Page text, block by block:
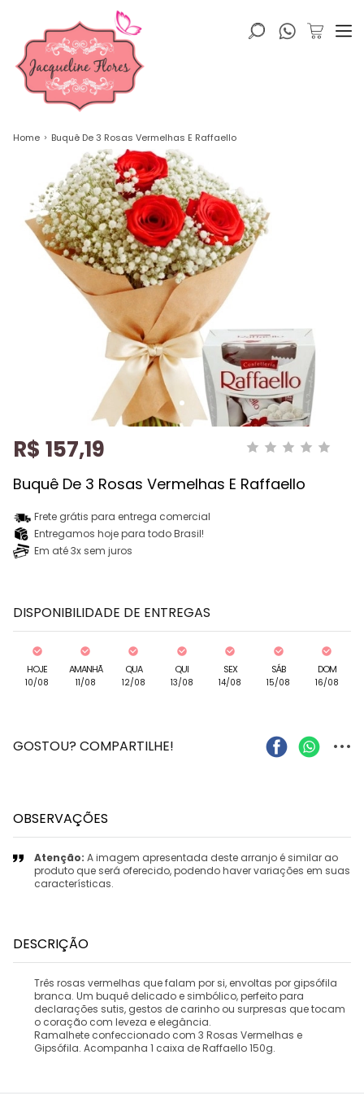
Home Buquê De 3 Rosas Vermelhas E Raffaello
R$ 157,19
Buquê De 3 Rosas Vermelhas E Raffaello
Frete grátis para entrega comercial
Entregamos hoje para todo Brasil!
Em até 3x sem juros
DISPONIBILIDADE DE ENTREGAS
HOJE
10/08
AMANHÃ
11/08
QUA
12/08
QUI
13/08
SEX
14/08
SÁB
15/08
DOM
16/08
GOSTOU? COMPARTILHE! ...
OBSERVAÇÕES
Atenção: A imagem apresentada deste arranjo é similar ao
produto que será oferecido, podendo haver variações em suas
características.
DESCRIÇÃO
Três rosas vermelhas que falam por si, envoltas por gipsófila
branca. Um buquê delicado e simbólico, perfeito para
declarações sutis, gestos de carinho ou surpresas que tocam
o coração com leveza e elegância.
Ramalhete confeccionado com 3 Rosas Vermelhas e
Gipsófila. Acompanha 1 caixa de Raffaello 150g.